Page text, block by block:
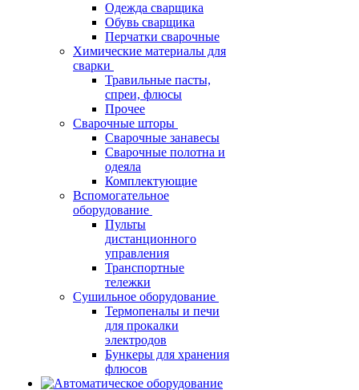
Одежда сварщика
Обувь сварщика
Перчатки сварочные
Химические материалы для
сварки
Травильные пасты,
спреи, флюсы
Прочее
Сварочные шторы
Сварочные занавесы
Сварочные полотна и
одеяла
Комплектующие
Вспомогательное
оборудование
Пульты
дистанционного
управления
Транспортные
тележки
Сушильное оборудование
Термопеналы и печи
для прокалки
электродов
Бункеры для хранения
флюсов